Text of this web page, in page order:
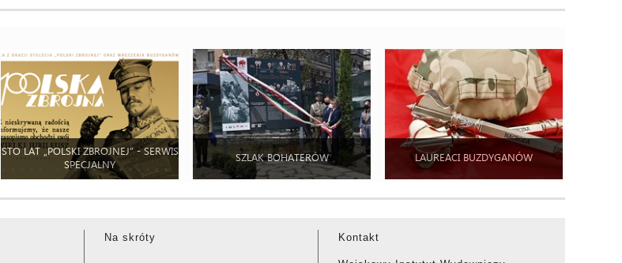
STO LAT „POLSKI ZBROJNEJ” - SERWIS
SPECJALNY
SZLAK BOHATERÓW LAUREACI BUZDYGANÓW
Na skróty Kontakt